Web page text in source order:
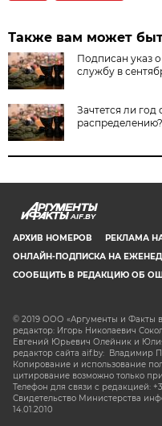
Также вам может
Подписан указ
службу в
Зачтется ли
распределению?
AIF.BY
АРХИВ НОМЕРОВ РЕКЛАМА
ОНЛАЙН-ПОДПИСКА НА
СООБЩИТЬ В РЕДАКЦИЮ ОБ
© 2019 ООО «Аргументы и Факты
редактор: Игорь Николаевич
Евгений Юрьевич Олейник и
редактор сайта aif.by: Владимир
Копирование и использование
цитирование возможно только
Телефон для связи с редакцией:
Свидетельство Министерства
14.01.2010